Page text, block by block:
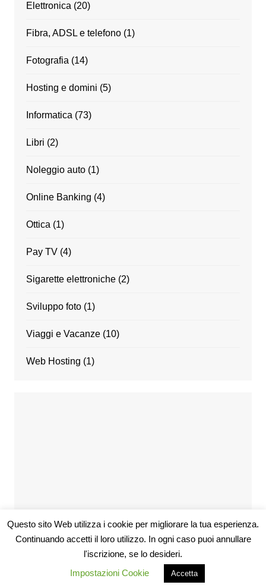
Elettronica (20)
Fibra, ADSL e telefono(1)
Fotografia (14)
Hosting e domini (5)
Informatica (73)
Libri (2)
Noleggio auto(1)
Online Banking (4)
Ottica (1)
Pay TV(4)
Sigarette elettroniche(2)
Sviluppo foto(1)
Viaggi e Vacanze(10)
Web Hosting (1)
Copyright © 2026 Codice Sconti. Tutti i diritti riservati.
Questo sito Web utilizza i cookie per migliorare la tua esperienza.
Continuando accetti il loro utilizzo. In ogni caso puoi annullare
l'iscrizione, se lo desideri.
Impostazioni Cookie
Accetta